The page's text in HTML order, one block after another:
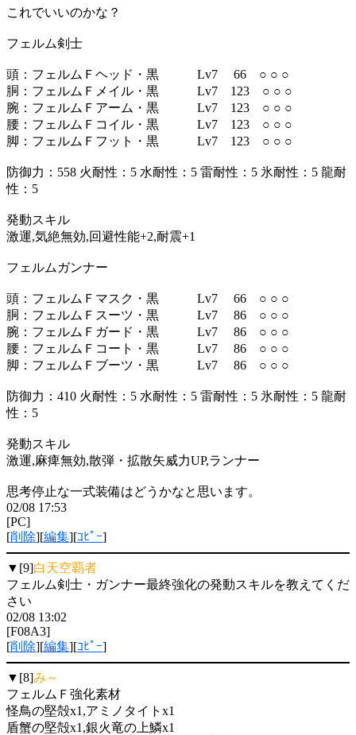
これでいいのかな？
フェルム剣士
頭：フェルムＦヘッド・黒 Lv7 66 ○ ○ ○
胴：フェルムＦメイル・黒 Lv7 123 ○ ○ ○
腕：フェルムＦアーム・黒 Lv7 123 ○ ○ ○
腰：フェルムＦコイル・黒 Lv7 123 ○ ○ ○
脚：フェルムＦフット・黒 Lv7 123 ○ ○ ○
防御力：558 火耐性：5 水耐性：5 雷耐性：5 氷耐性：5 龍耐
性：5
発動スキル
激運,気絶無効,回避性能+2,耐震+1
フェルムガンナー
頭：フェルムＦマスク・黒 Lv7 66 ○ ○ ○
胴：フェルムＦスーツ・黒 Lv7 86 ○ ○ ○
腕：フェルムＦガード・黒 Lv7 86 ○ ○ ○
腰：フェルムＦコート・黒 Lv7 86 ○ ○ ○
脚：フェルムＦブーツ・黒 Lv7 86 ○ ○ ○
防御力：410 火耐性：5 水耐性：5 雷耐性：5 氷耐性：5 龍耐
性：5
発動スキル
激運,麻痺無効,散弾・拡散矢威力UP,ランナー
思考停止な一式装備はどうかなと思います。
02/08 17:53
[PC]
[削除][編集][ｺﾋﾟｰ]
▼[9]白天空覇者
フェルム剣士・ガンナー最終強化の発動スキルを教えてくだ
さい
02/08 13:02
[F08A3]
[削除][編集][ｺﾋﾟｰ]
▼[8]み～
フェルムＦ強化素材
怪鳥の堅殻x1,アミノタイトx1
盾蟹の堅殻x1,銀火竜の上鱗x1